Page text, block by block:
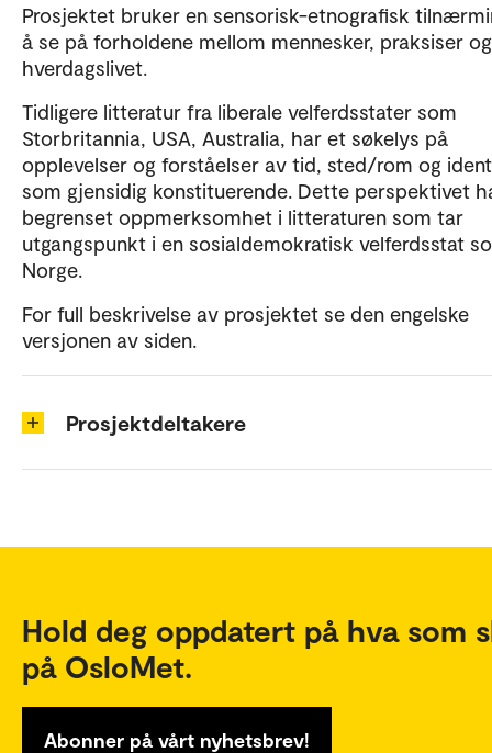
Prosjektet bruker en sensorisk-etnografisk
å se på forholdene mellom mennesker, praksiser
hverdagslivet.
Tidligere litteratur fra liberale velferdsstater som
Storbritannia, USA, Australia, har et søkelys på
opplevelser og forståelser av tid, sted/rom og
som gjensidig konstituerende. Dette perspektivet
begrenset oppmerksomhet i litteraturen som tar
utgangspunkt i en sosialdemokratisk velferdsstat
Norge.
For full beskrivelse av prosjektet se den engelske
versjonen av siden.
Prosjektdeltakere
Hold deg oppdatert på hva som
på OsloMet.
Abonner på vårt nyhetsbrev!